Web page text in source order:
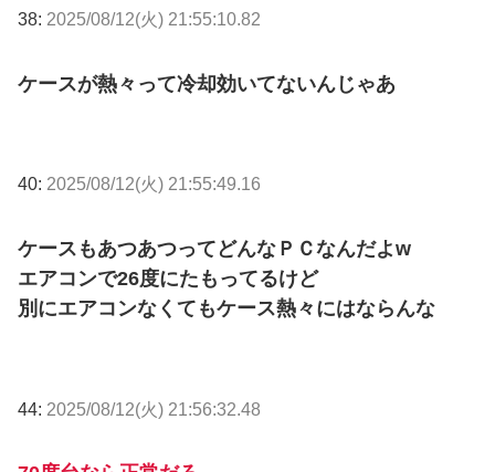
38: 2025/08/12(火) 21:55:10.82
ケースが熱々って冷却効いてないんじゃあ
40: 2025/08/12(火) 21:55:49.16
ケースもあつあつってどんなＰＣなんだよw
エアコンで26度にたもってるけど
別にエアコンなくてもケース熱々にはならんな
44: 2025/08/12(火) 21:56:32.48